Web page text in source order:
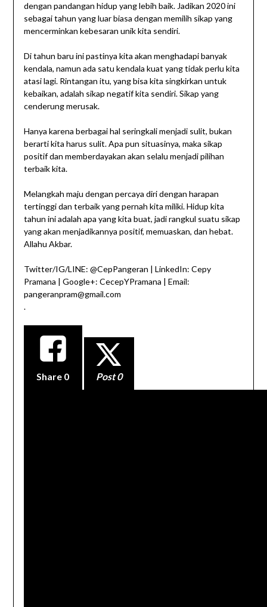
dengan pandangan hidup yang lebih baik. Jadikan 2020 ini
sebagai tahun yang luar biasa dengan memilih sikap yang
mencerminkan kebesaran unik kita sendiri.
Di tahun baru ini pastinya kita akan menghadapi banyak
kendala, namun ada satu kendala kuat yang tidak perlu kita
atasi lagi. Rintangan itu, yang bisa kita singkirkan untuk
kebaikan, adalah sikap negatif kita sendiri. Sikap yang
cenderung merusak.
Hanya karena berbagai hal seringkali menjadi sulit, bukan
berarti kita harus sulit. Apa pun situasinya, maka sikap
positif dan memberdayakan akan selalu menjadi pilihan
terbaik kita.
Melangkah maju dengan percaya diri dengan harapan
tertinggi dan terbaik yang pernah kita miliki. Hidup kita
tahun ini adalah apa yang kita buat, jadi rangkul suatu sikap
yang akan menjadikannya positif, memuaskan, dan hebat.
Allahu Akbar.
Twitter/IG/LINE: @CepPangeran | LinkedIn: Cepy
Pramana | Google+: CecepYPramana | Email:
pangeranpram@gmail.com
.
Share 0 Post 0